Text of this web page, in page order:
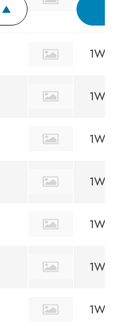
1W
1W
1W
1W
1W
1W
1W